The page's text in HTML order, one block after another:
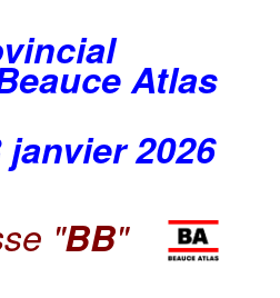
Atlas
2026
"BB"